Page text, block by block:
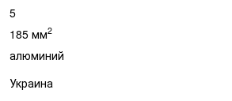
5
185 мм2
алюминий
Украина